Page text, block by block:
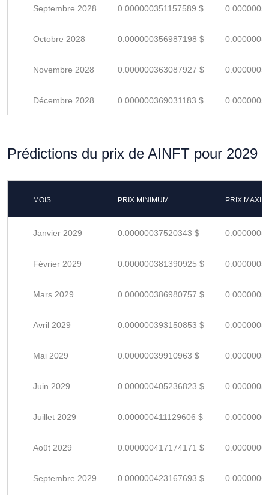
Septembre 2028 0.000000351157589 $
Octobre 2028 0.000000356987198 $
Novembre 2028 0.000000363087927 $
Décembre 2028 0.000000369031183 $
Prédictions du prix de AINFT pour 2029
MOIS PRIX MINIMUM PRIX
Janvier 2029 0.00000037520343 $
Février 2029 0.000000381390925 $
Mars 2029 0.000000386980757 $
Avril 2029 0.000000393150853 $
Mai 2029 0.00000039910963 $
Juin 2029 0.000000405236823 $
Juillet 2029 0.000000411129606 $
Août 2029 0.000000417174171 $
Septembre 2029 0.000000423167693 $